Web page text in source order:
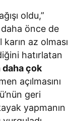
oldu,”
önce de
az olması
hatırlatan
daha çok
açılmasını
geri
yapmanın